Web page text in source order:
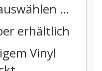
…
erhältlich
Vinyl